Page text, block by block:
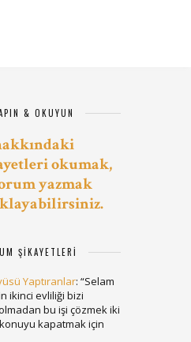
& OKUYUN
okumak,
yazmak
ŞIKAYETLERI
Yaptıranlar: “Selam
ikinci evliliği bizi
bu işi çözmek iki
kapatmak için